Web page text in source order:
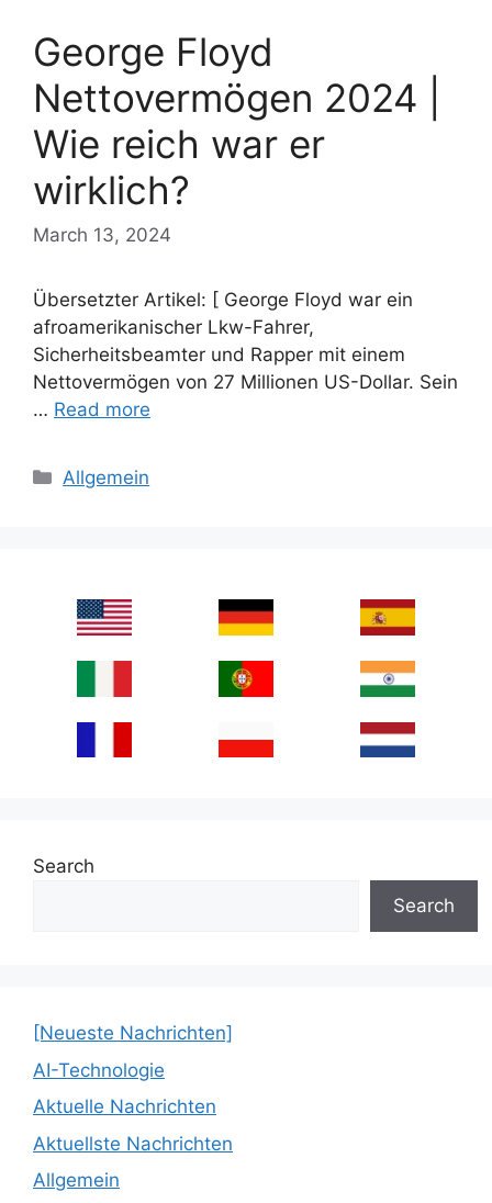
George Floyd
Nettovermögen 2024 |
Wie reich war er
wirklich?
March 13, 2024
Übersetzter Artikel: [ George Floyd war ein
afroamerikanischer Lkw-Fahrer,
Sicherheitsbeamter und Rapper mit einem
Nettovermögen von 27 Millionen US-Dollar. Sein
… Read more
Categories
Allgemein
Search
Search
[Neueste Nachrichten]
AI-Technologie
Aktuelle Nachrichten
Aktuellste Nachrichten
Allgemein